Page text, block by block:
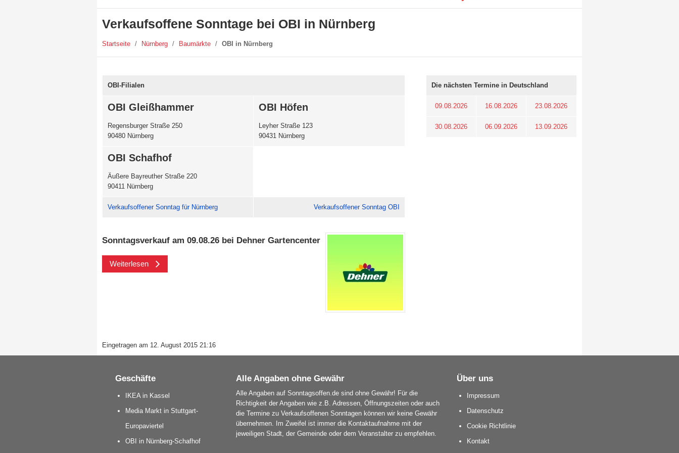
Verkaufsoffene Sonntage bei OBI in Nürnberg
Startseite / Nürnberg / Baumärkte / OBI in Nürnberg
OBI-Filialen
OBI Gleißhammer
Regensburger Straße 250
90480 Nürnberg
OBI Höfen
Leyher Straße 123
90431 Nürnberg
OBI Schafhof
Äußere Bayreuther Straße 220
90411 Nürnberg
Verkaufsoffener Sonntag für Nürnberg Verkaufsoffener Sonntag OBI
Sonntagsverkauf am 09.08.26 bei Dehner Gartencenter
Weiterlesen
Eingetragen am 12. August 2015 21:16
Die nächsten Termine in Deutschland
09.08.2026 16.08.2026 23.08.2026
30.08.2026 06.09.2026 13.09.2026
Geschäfte
IKEA in Kassel
Media Markt in Stuttgart-
Europaviertel
OBI in Nürnberg-Schafhof
Alle Angaben ohne Gewähr
Alle Angaben auf Sonntagsoffen.de sind ohne Gewähr! Für die
Richtigkeit der Angaben wie z.B. Adressen, Öffnungszeiten oder auch
die Termine zu Verkaufsoffenen Sonntagen können wir keine Gewähr
übernehmen. Im Zweifel ist immer die Kontaktaufnahme mit der
jeweiligen Stadt, der Gemeinde oder dem Veranstalter zu empfehlen.
Über uns
Impressum
Datenschutz
Cookie Richtlinie
Kontakt